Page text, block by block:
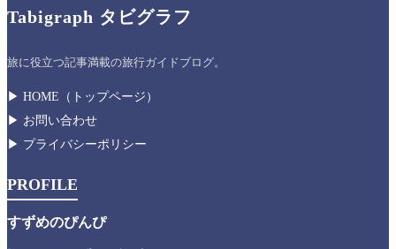
Tabigraph タビグラフ
旅に役立つ記事満載の旅行ガイドブログ。
▶︎ HOME（トップページ）
▶︎ お問い合わせ
▶︎ プライバシーポリシー
PROFILE
すずめのぴんぴ